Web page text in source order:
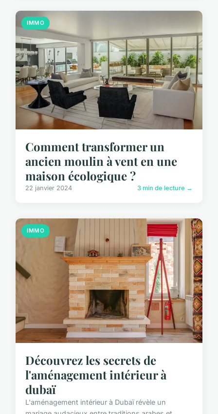
IMMO
Comment transformer un
ancien moulin à vent en une
maison écologique ?
22 janvier 2024 3 min de lecture →
IMMO
Découvrez les secrets de
l'aménagement intérieur à
dubaï
L'aménagement intérieur à Dubaï révèle un